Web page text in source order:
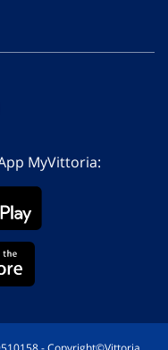
MyVittoria:
- Copyright©Vittoria